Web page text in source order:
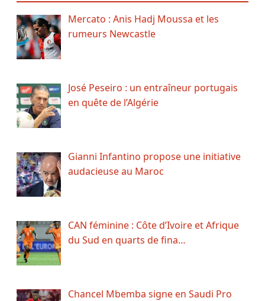
Mercato : Anis Hadj Moussa et les
rumeurs Newcastle
José Peseiro : un entraîneur portugais
en quête de l’Algérie
Gianni Infantino propose une initiative
audacieuse au Maroc
CAN féminine : Côte d’Ivoire et Afrique
du Sud en quarts de fina…
Chancel Mbemba signe en Saudi Pro